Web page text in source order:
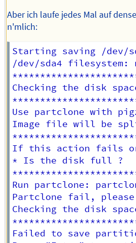
Aber ich laufe jedes Mal auf
n'mlich:
Starting saving /dev/
/dev/sda4 filesystem:
Checking the disk
Use partclone with
Image file will be
If this action fails or
* Is the disk full ?
Run partclone:
Partclone fail,
Checking the disk
Failed to save